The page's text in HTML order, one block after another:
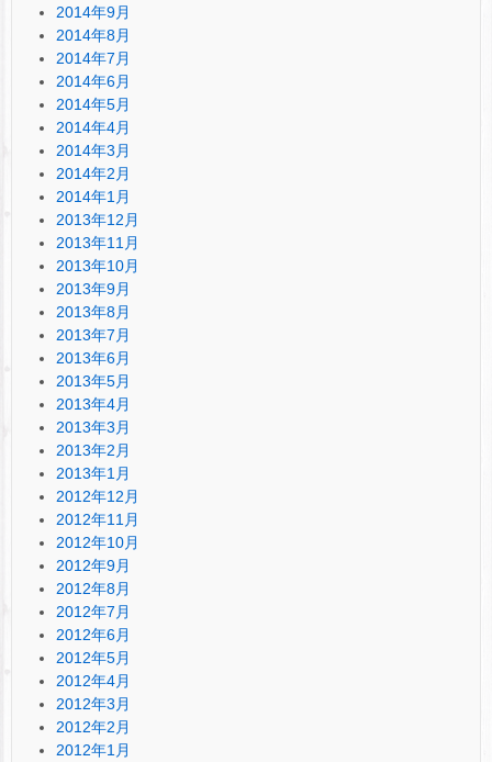
2014年9月
2014年8月
2014年7月
2014年6月
2014年5月
2014年4月
2014年3月
2014年2月
2014年1月
2013年12月
2013年11月
2013年10月
2013年9月
2013年8月
2013年7月
2013年6月
2013年5月
2013年4月
2013年3月
2013年2月
2013年1月
2012年12月
2012年11月
2012年10月
2012年9月
2012年8月
2012年7月
2012年6月
2012年5月
2012年4月
2012年3月
2012年2月
2012年1月